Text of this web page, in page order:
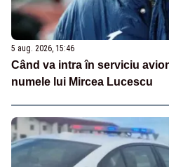
5 aug. 2026, 15:46
Când va intra în serviciu
numele lui Mircea Lucescu